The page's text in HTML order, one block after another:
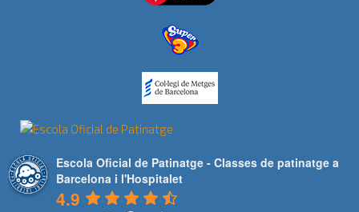
Escola Oficial de Patinatge - Classes de patinatge a
Barcelona i l'Hospitalet
4.9